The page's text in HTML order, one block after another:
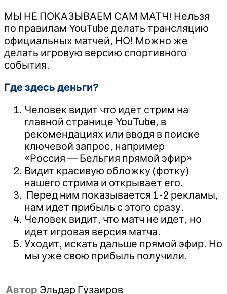
МЫ НЕ ПОКАЗЫВАЕМ САМ МАТЧ! Нельзя
по правилам YouTube делать трансляцию
официальных матчей, НО! Можно же
делать игровую версию спортивного
события.
Где здесь деньги?
Человек видит что идет стрим на
главной странице YouTube, в
рекомендациях или вводя в поиске
ключевой запрос, например
«Россия — Бельгия прямой эфир»
Видит красивую обложку (фотку)
нашего стрима и открывает его.
Перед ним показывается 1-2 рекламы,
нам идет прибыль с этого сразу.
Человек видит, что матч не идет, но
идет игровая версия матча.
Уходит, искать дальше прямой эфир. Но
мы уже свою прибыль получили.
Автор Эльдар Гузаиров